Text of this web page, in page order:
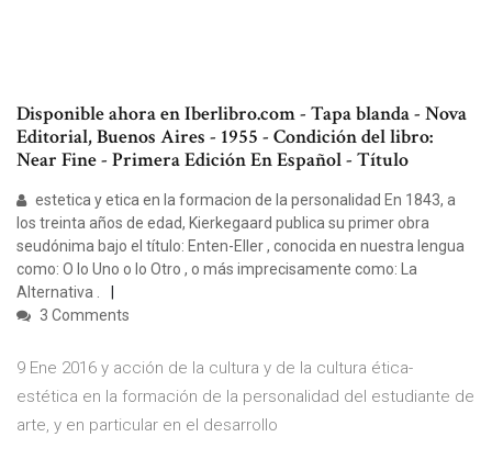
Disponible ahora en Iberlibro.com - Tapa blanda - Nova
Editorial, Buenos Aires - 1955 - Condición del libro:
Near Fine - Primera Edición En Español - Título
estetica y etica en la formacion de la personalidad En 1843, a
los treinta años de edad, Kierkegaard publica su primer obra
seudónima bajo el título: Enten-Eller , conocida en nuestra lengua
como: O lo Uno o lo Otro , o más imprecisamente como: La
Alternativa .
3 Comments
9 Ene 2016 y acción de la cultura y de la cultura ética-
estética en la formación de la personalidad del estudiante de
arte, y en particular en el desarrollo